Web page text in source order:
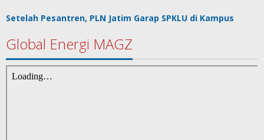
Setelah Pesantren, PLN Jatim Garap SPKLU di Kampus
Global Energi MAGZ